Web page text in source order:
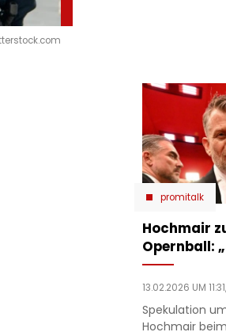
promitalk
Hochmair
Opernball:
13.02.2026 UM
Spekulation
Hochmair